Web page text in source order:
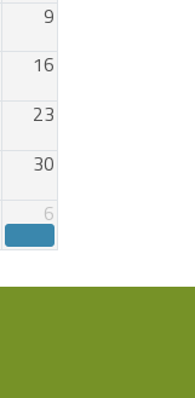
9
16
23
30
6